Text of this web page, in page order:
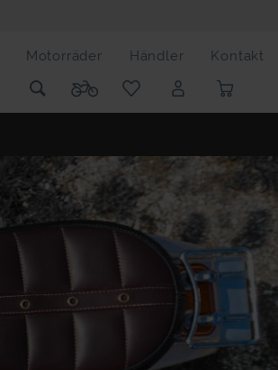
Motorräder Händler Kontakt